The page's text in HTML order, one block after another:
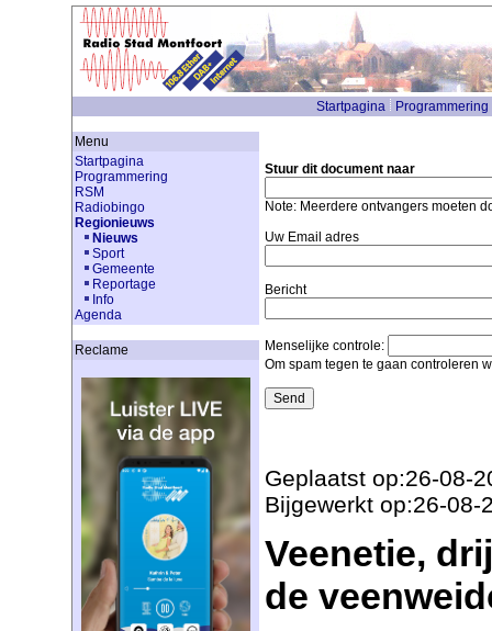
Startpagina Programmering
Menu
Startpagina
Programmering
RSM
Radiobingo
Regionieuws
Nieuws
Sport
Gemeente
Reportage
Info
Agenda
Reclame
Stuur dit document naar
Note: Meerdere ontvangers moeten
Uw Email adres
Bericht
Menselijke controle:
Om spam tegen te gaan controleren
Geplaatst op:26-08-
Bijgewerkt op:26-08-
Veenetie,
de